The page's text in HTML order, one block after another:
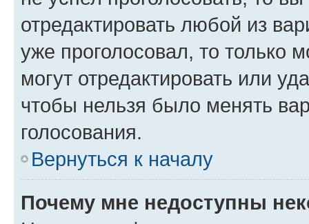
отредактировать любой из
уже проголосовал, то только
могут отредактировать или
чтобы нельзя было менять
голосования.
Вернуться к началу
Почему мне недоступны